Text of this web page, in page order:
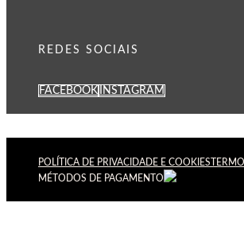
REDES SOCIAIS
FACEBOOK INSTAGRAM
POLÍTICA DE PRIVACIDADE E COOKIES
MÉTODOS DE PAGAMENTO